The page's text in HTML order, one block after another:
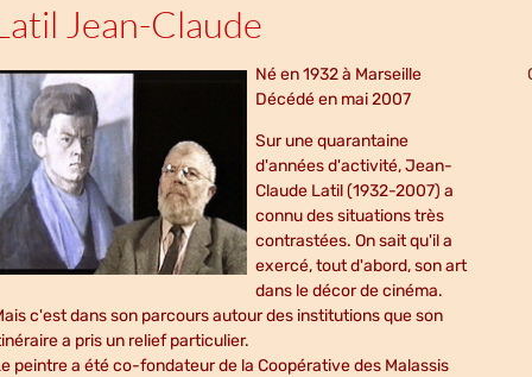
Jean-Claude
Né en 1932 à Marseille
Décédé en mai 2007
Sur une quarantaine
d'années d'activité, Jean-
Claude Latil (1932-2007) a
connu des situations très
contrastées. On sait qu'il a
exercé, tout d'abord, son art
dans le décor de cinéma.
c'est dans son parcours autour des institutions que son
a pris un relief particulier.
peintre a été co-fondateur de la Coopérative des Malassis